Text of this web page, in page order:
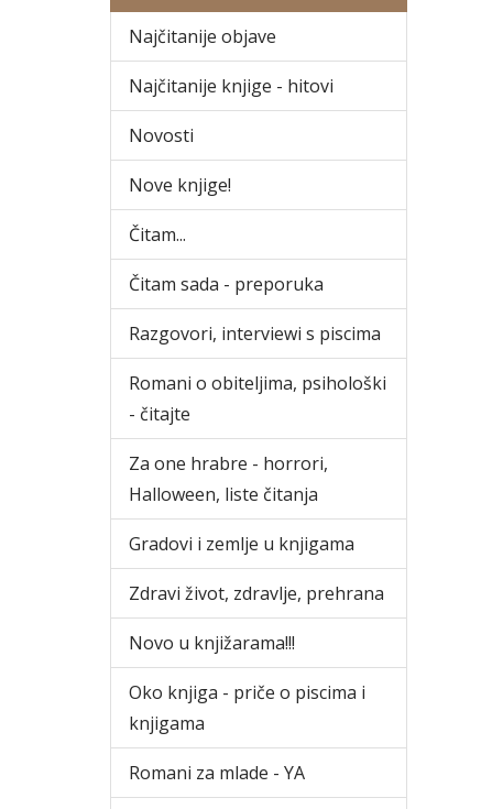
Najčitanije objave
Najčitanije knjige - hitovi
Novosti
Nove knjige!
Čitam...
Čitam sada - preporuka
Razgovori, interviewi s piscima
Romani o obiteljima, psihološki
- čitajte
Za one hrabre - horrori,
Halloween, liste čitanja
Gradovi i zemlje u knjigama
Zdravi život, zdravlje, prehrana
Novo u knjižarama!!!
Oko knjiga - priče o piscima i
knjigama
Romani za mlade - YA